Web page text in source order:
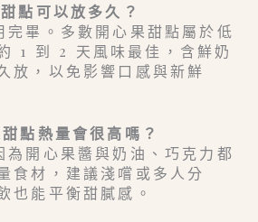
點可以放多久？
完畢。多數開心果甜點屬於低
1 到 2 天風味最佳，含鮮奶
放，以免影響口感與新鮮
點熱量會很高嗎？
為開心果醬與奶油、巧克力都
食材，建議淺嚐或多人分
也能平衡甜膩感。